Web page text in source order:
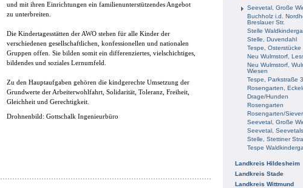
und mit ihren Einrichtungen ein familienunterstützendes Angebot
zu unterbreiten.
Die Kindertagesstätten der AWO stehen für alle Kinder der
verschiedenen gesellschaftlichen, konfessionellen und nationalen
Gruppen offen. Sie bilden somit ein differenziertes, vielschichtiges,
bildendes und soziales Lernumfeld.
Zu den Hauptaufgaben gehören die kindgerechte Umsetzung der
Grundwerte der Arbeiterwohlfahrt, Solidarität, Toleranz, Freiheit,
Gleichheit und Gerechtigkeit.
Drohnenbild: Gottschalk Ingenieurbüro
Seevetal, Große
Buchholz i.d.
Breslauer Str.
Stelle
Stelle, Duvendahl
Tespe, Osterstücke
Neu Wulmstorf,
Neu Wulmstorf,
Wiesen
Tespe, Parkstraße 3
Rosengarten,
Drage/Hunden
Rosengarten
Rosengarten/
Seevetal, Große
Seevetal,
Stelle, Stettiner
Tespe
Landkreis Hildesheim
Landkreis Stade
Landkreis Wittmund